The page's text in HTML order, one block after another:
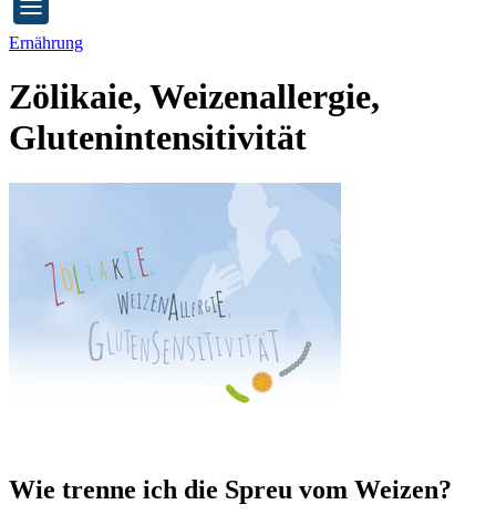
Ernährung
Zölikaie, Weizenallergie,
Glutenintensitivität
Wie trenne ich die Spreu vom Weizen?